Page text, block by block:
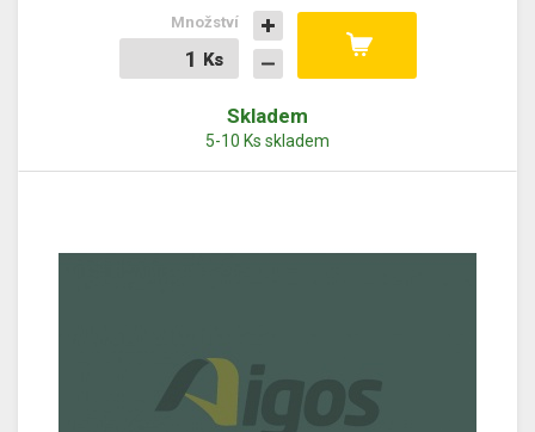
Ks
Ks
Množství
Skladem
5-10 Ks skladem